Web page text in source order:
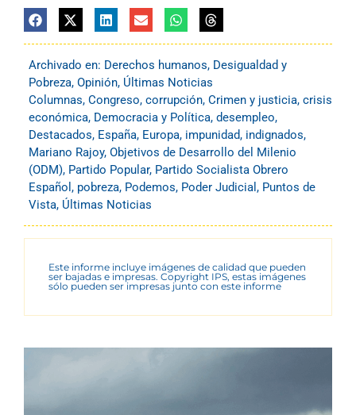
Archivado en: Derechos humanos, Desigualdad y
Pobreza, Opinión, Últimas Noticias
Columnas, Congreso, corrupción, Crimen y justicia, crisis
económica, Democracia y Política, desempleo,
Destacados, España, Europa, impunidad, indignados,
Mariano Rajoy, Objetivos de Desarrollo del Milenio
(ODM), Partido Popular, Partido Socialista Obrero
Español , pobreza, Podemos, Poder Judicial , Puntos de
Vista, Últimas Noticias
Este informe incluye imágenes de calidad que pueden
ser bajadas e impresas. Copyright IPS, estas imágenes
sólo pueden ser impresas junto con este informe